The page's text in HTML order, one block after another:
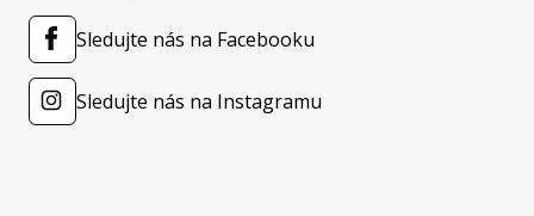
Sledujte nás na Facebooku
Sledujte nás na Instagramu